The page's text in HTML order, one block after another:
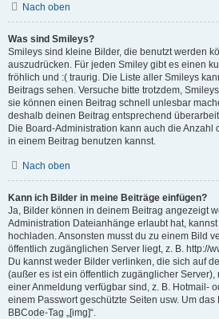
Nach oben
Was sind Smileys?
Smileys sind kleine Bilder, die benutzt werden
auszudrücken. Für jeden Smiley gibt es einen
fröhlich und :( traurig. Die Liste aller Smileys
Beitrags sehen. Versuche bitte trotzdem,
sie können einen Beitrag schnell unlesbar
deshalb deinen Beitrag entsprechend
Die Board-Administration kann auch die Anzahl
in einem Beitrag benutzen kannst.
Nach oben
Kann ich Bilder in meine Beiträge einfügen?
Ja, Bilder können in deinem Beitrag angezeigt
Administration Dateianhänge erlaubt hat,
hochladen. Ansonsten musst du zu einem Bild
öffentlich zugänglichen Server liegt, z. B. http://
Du kannst weder Bilder verlinken, die sich auf
(außer es ist ein öffentlich zugänglicher
einer Anmeldung verfügbar sind, z. B. Hotmail-
einem Passwort geschützte Seiten usw. Um
BBCode-Tag „[img]“.